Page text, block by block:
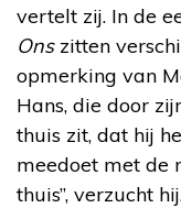
vertelt zij. In de
Onszitten
opmerking van
Hans, die door
thuis zit, dat hij
meedoet met de
thuis”, verzucht